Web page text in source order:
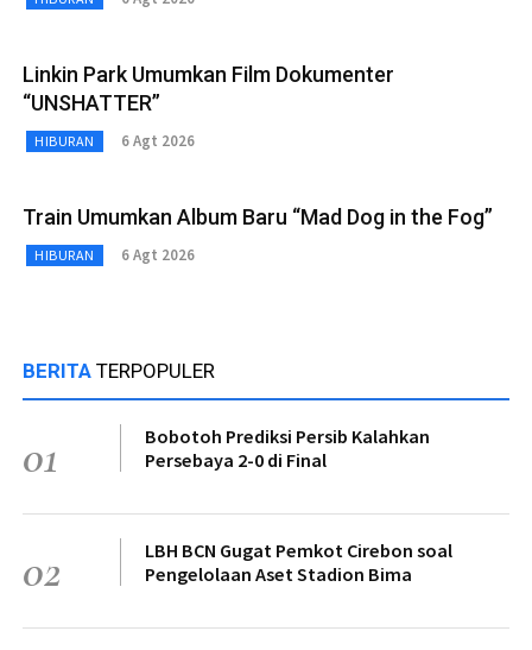
Linkin Park Umumkan Film Dokumenter
“UNSHATTER”
HIBURAN 6 Agt 2026
Train Umumkan Album Baru “Mad Dog in the Fog”
HIBURAN 6 Agt 2026
BERITA TERPOPULER
01
Bobotoh Prediksi Persib Kalahkan
Persebaya 2-0 di Final
02
LBH BCN Gugat Pemkot Cirebon soal
Pengelolaan Aset Stadion Bima